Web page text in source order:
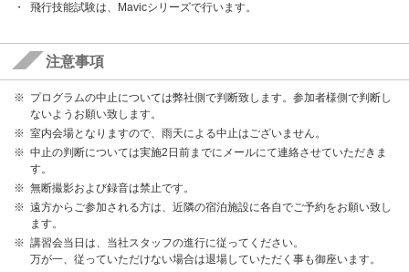
飛行技能試験は、Mavicシリーズで行います。
注意事項
プログラムの中止については弊社側で判断致します。参加者様側で判断し
ないようお願い致します。
室内会場となりますので、雨天による中止はございません。
中止の判断については実施2日前までにメールにて連絡させていただきま
す。
無断撮影および録音は禁止です。
遠方からご参加される方は、近隣の宿泊施設に各自でご予約をお願い致し
ます。
講習会当日は、当社スタッフの進行に従ってください。
万が一、従っていただけない場合は退場していただく事も御座います。